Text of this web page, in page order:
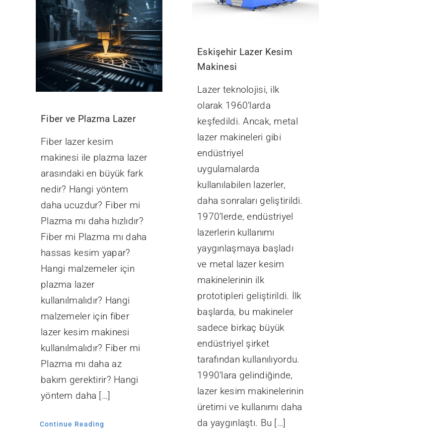
Fiber ve Plazma Lazer
Fiber lazer kesim
makinesi ile plazma lazer
arasındaki en büyük fark
nedir? Hangi yöntem
daha ucuzdur? Fiber mi
Plazma mı daha hızlıdır?
Fiber mi Plazma mı daha
hassas kesim yapar?
Hangi malzemeler için
plazma lazer
kullanılmalıdır? Hangi
malzemeler için fiber
lazer kesim makinesi
kullanılmalıdır? Fiber mi
Plazma mı daha az
bakım gerektirir? Hangi
yöntem daha […]
Continue Reading
Eskişehir Lazer Kesim
Makinesi
Lazer teknolojisi, ilk
olarak 1960’larda
keşfedildi. Ancak, metal
lazer makineleri gibi
endüstriyel
uygulamalarda
kullanılabilen lazerler,
daha sonraları geliştirildi.
1970’lerde, endüstriyel
lazerlerin kullanımı
yaygınlaşmaya başladı
ve metal lazer kesim
makinelerinin ilk
prototipleri geliştirildi. İlk
başlarda, bu makineler
sadece birkaç büyük
endüstriyel şirket
tarafından kullanılıyordu.
1990’lara gelindiğinde,
lazer kesim makinelerinin
üretimi ve kullanımı daha
da yaygınlaştı. Bu […]